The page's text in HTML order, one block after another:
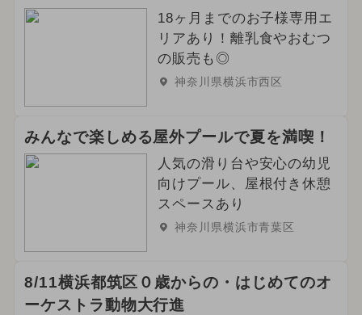
18ヶ月までのお子様専用エ
リアあり！離乳食やおむつ
の販売も◎
神奈川県横浜市西区
みんなで楽しめる屋外プールで夏を満喫！
人気の滑り台や安心の幼児
向けプール、屋根付き休憩
スペースあり
神奈川県横浜市青葉区
8/11横浜都筑区０歳からの・はじめてのオ
ーケストラ動物大行進